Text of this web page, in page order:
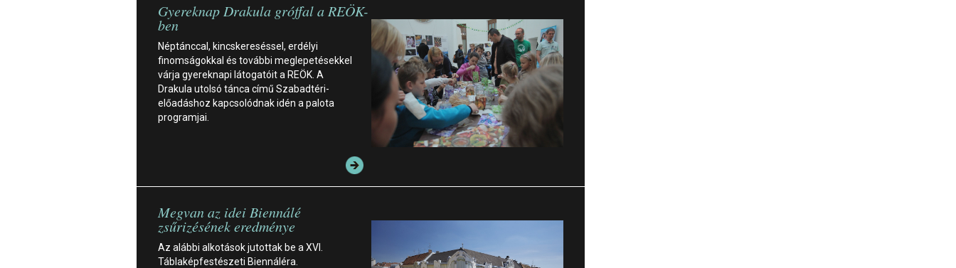
Gyereknap Drakula gróffal a REÖK-
ben
Néptánccal, kincskereséssel, erdélyi
finomságokkal és további meglepetésekkel
várja gyereknapi látogatóit a REÖK. A
Drakula utolsó tánca című Szabadtéri-
előadáshoz kapcsolódnak idén a palota
programjai.
Megvan az idei Biennálé
zsűrizésének eredménye
Az alábbi alkotások jutottak be a XVI.
Táblaképfestészeti Biennáléra.